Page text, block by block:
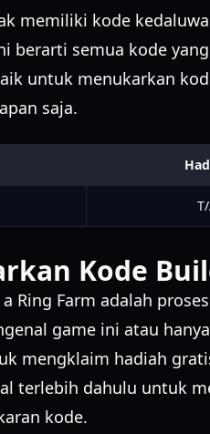
memiliki kode
berarti semua kode
untuk menukarkan
saja.
Kode
Ring Farm adalah
game ini atau
mengklaim hadiah
terlebih dahulu untuk
kode.